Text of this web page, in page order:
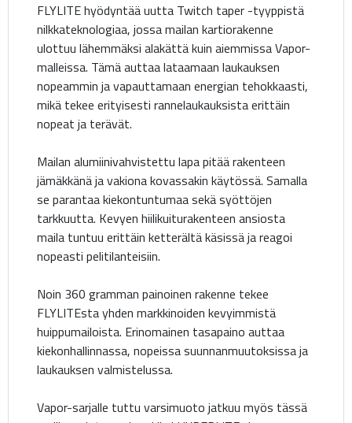
FLYLITE hyödyntää uutta Twitch taper -tyyppistä
nilkkateknologiaa, jossa mailan kartiorakenne
ulottuu lähemmäksi alakättä kuin aiemmissa Vapor-
malleissa. Tämä auttaa lataamaan laukauksen
nopeammin ja vapauttamaan energian tehokkaasti,
mikä tekee erityisesti rannelaukauksista erittäin
nopeat ja terävät.
Mailan alumiinivahvistettu lapa pitää rakenteen
jämäkkänä ja vakiona kovassakin käytössä. Samalla
se parantaa kiekontuntumaa sekä syöttöjen
tarkkuutta. Kevyen hiilikuiturakenteen ansiosta
maila tuntuu erittäin ketterältä käsissä ja reagoi
nopeasti pelitilanteisiin.
Noin 360 gramman painoinen rakenne tekee
FLYLITEsta yhden markkinoiden kevyimmistä
huippumailoista. Erinomainen tasapaino auttaa
kiekonhallinnassa, nopeissa suunnanmuutoksissa ja
laukauksen valmistelussa.
Vapor-sarjalle tuttu varsimuoto jatkuu myös tässä